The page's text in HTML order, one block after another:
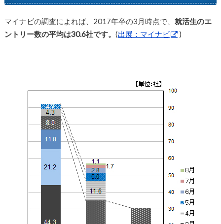
マイナビの調査によれば、2017年卒の3月時点で、 就活生のエ
ントリー数の平均は30.6社です。 (出展：マイナビ )